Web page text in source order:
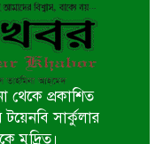
আলী ডিগ্রি কলেজে
গনঅভ্যুথ্যান দিবস
(আ.)’র পবিত্র
প্রকাশিত
টয়েনবি সার্কুলার
মুদ্রিত।